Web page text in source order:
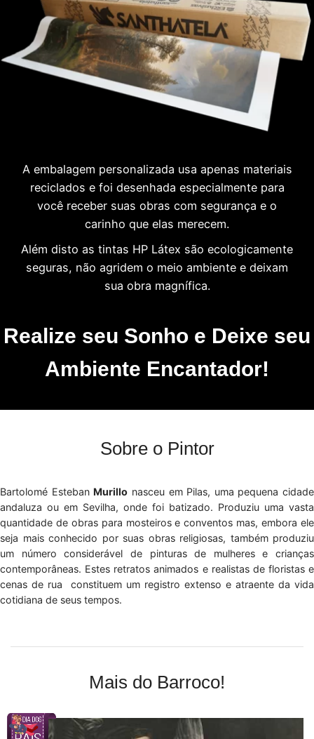
A embalagem personalizada usa apenas materiais
reciclados e foi desenhada especialmente para
você receber suas obras com segurança e o
carinho que elas merecem.
Além disto as tintas HP Látex são ecologicamente
seguras, não agridem o meio ambiente e deixam
sua obra magnífica.
Realize seu Sonho e Deixe seu
Ambiente Encantador!
Sobre o Pintor
Bartolomé Esteban Murillo nasceu em Pilas, uma pequena cidade
andaluza ou em Sevilha, onde foi batizado. Produziu uma vasta
quantidade de obras para mosteiros e conventos mas, embora ele
seja mais conhecido por suas obras religiosas, também produziu
um número considerável de pinturas de mulheres e crianças
contemporâneas. Estes retratos animados e realistas de floristas e
cenas de rua constituem um registro extenso e atraente da vida
cotidiana de seus tempos.
Mais do Barroco!